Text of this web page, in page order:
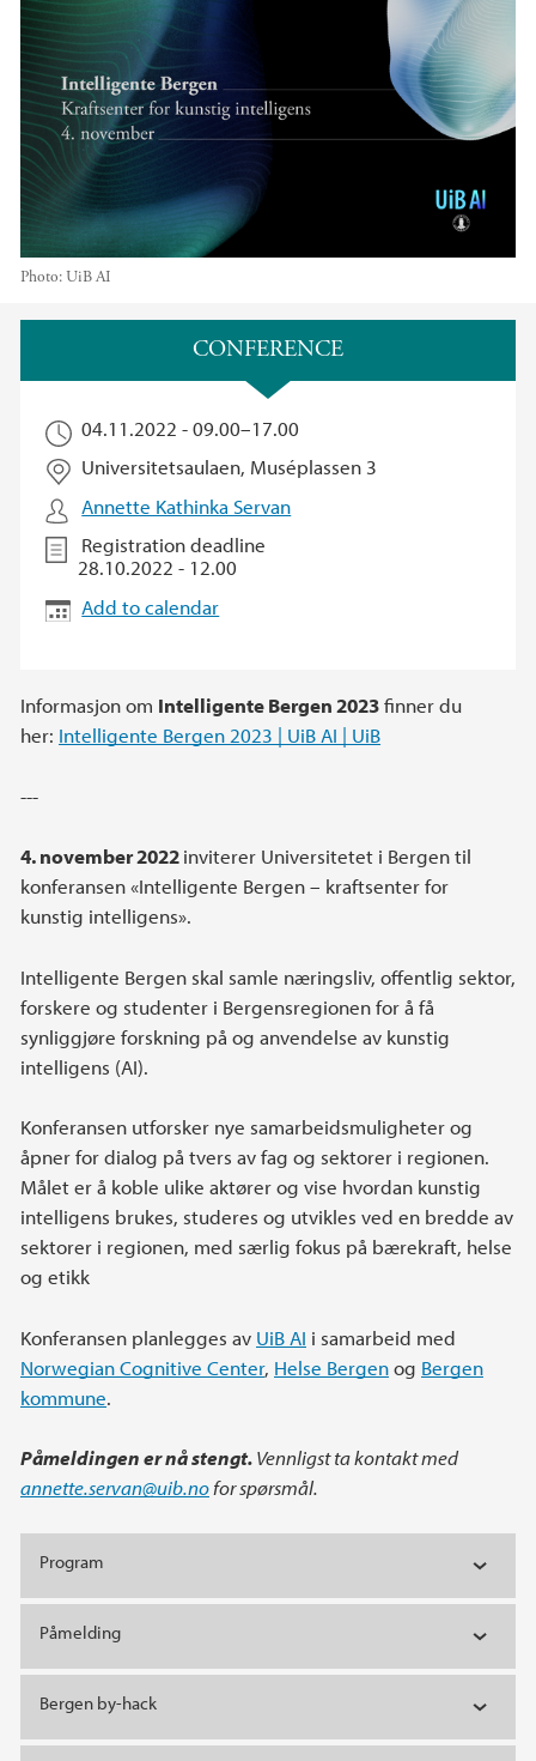
Photo:UiB AI
CONFERENCE
04.11.2022 -09.00–17.00
Universitetsaulaen, Muséplassen 3
Annette Kathinka Servan
Registration deadline
28.10.2022 - 12.00
Add to calendar
Informasjon om Intelligente Bergen 2023finner du
her: Intelligente Bergen 2023 | UiB AI | UiB
---
4. november 2022inviterer Universitetet i Bergen til
konferansen «Intelligente Bergen – kraftsenter for
kunstig intelligens».
Intelligente Bergen skal samle næringsliv, offentlig sektor,
forskere og studenter i Bergensregionen for å få
synliggjøre forskning på og anvendelse av kunstig
intelligens (AI).
Konferansen utforsker nye samarbeidsmuligheter og
åpner for dialog på tvers av fag og sektorer i regionen.
Målet er å koble ulike aktører og vise hvordan kunstig
intelligens brukes, studeres og utvikles ved en bredde av
sektorer i regionen, med særlig fokus på bærekraft, helse
og etikk
Konferansen planlegges av UiB AI i samarbeid med
Norwegian Cognitive Center, Helse Bergenog Bergen
kommune.
Påmeldingen er nå stengt.Vennligst ta kontakt med
annette.servan@uib.nofor spørsmål.
Program
Påmelding
Bergen by-hack